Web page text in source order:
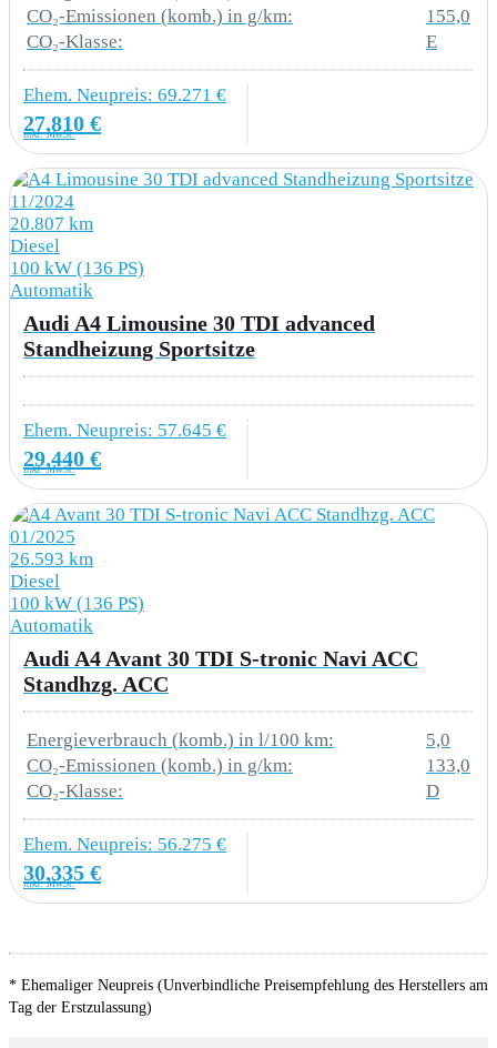
Gepäckraumentriegelung inkl.
Gepäckraumklappe elektrisch öffnend und
schließend i. V. m. Diebstahlwarnanlage
3G4 Kindersitzbefestigung ISOFIX für den
Beifahrersitz
Kopfairbagsystem
6K8 Audi pre sense city
7AL Diebstahlwarnanlage
7K1 Reifendruck-Kontrollanzeige
7L8 Start-Stop-System
Elektronische Wegfahrsperre
IW3 Audi connect Notruf & Service mit Audi
connect Remote & Control
UH2 Halteassistent
VL1 Fußgängerschutzmaßnahmen erweitert
EXTERIEUR
und anklappbar beidseitig automatisch
abblendend
CO₂-Emissionen (komb.) in g/km:
155,0
CO₂-Klasse:
E
Ehem. Neupreis: 69.271 €
27.810 €
inkl. MwSt.
11/2024
20.807 km
Diesel
100 kW (136 PS)
Automatik
Audi A4 Limousine 30 TDI advanced
Standheizung Sportsitze
Ehem. Neupreis: 57.645 €
29.440 €
inkl. MwSt.
01/2025
26.593 km
Diesel
100 kW (136 PS)
Automatik
Audi A4 Avant 30 TDI S-tronic Navi ACC
Standhzg. ACC
Energieverbrauch (komb.) in l/100 km:
5,0
CO₂-Emissionen (komb.) in g/km:
133,0
CO₂-Klasse:
D
Ehem. Neupreis: 56.275 €
30.335 €
inkl. MwSt.
* Ehemaliger Neupreis (Unverbindliche Preisempfehlung des Herstellers am
Tag der Erstzulassung)